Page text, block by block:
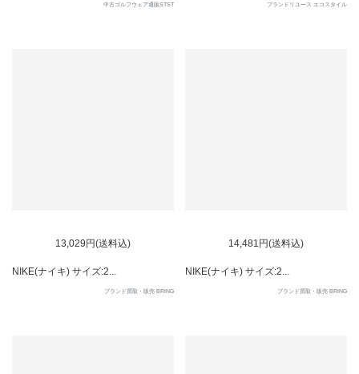
中古ゴルフウェア通販STST ブランドリユース エコスタイル
13,029円(送料込)
NIKE(ナイキ) サイズ:2...
ブランド買取・販売 BRING
14,481円(送料込)
NIKE(ナイキ) サイズ:2...
ブランド買取・販売 BRING